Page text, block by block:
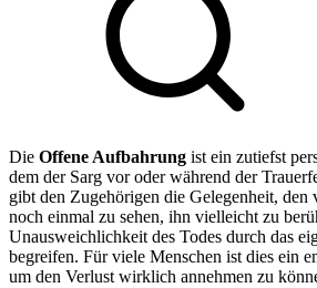
Die Offene Aufbahrung ist ein zutiefst
dem der Sarg vor oder während der
gibt den Zugehörigen die Gelegenheit, den
noch einmal zu sehen, ihn vielleicht zu
Unausweichlichkeit des Todes durch das
begreifen. Für viele Menschen ist dies ein
um den Verlust wirklich annehmen zu